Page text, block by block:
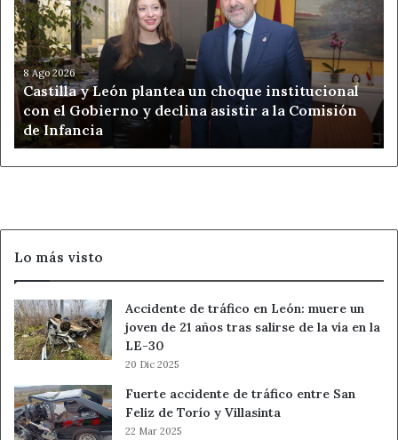
plantea
un
choque
institucional
con
el
Gobierno
y
declina
de
Infancia
8 Ago 2026
Castilla y León plantea un choque institucional
con el Gobierno y declina asistir a la Comisión
de Infancia
Lo más visto
Accidente de tráfico en León: muere un
joven de 21 años tras salirse de la vía en la
LE-30
20 Dic 2025
Fuerte accidente de tráfico entre San
Feliz de Torío y Villasinta
22 Mar 2025